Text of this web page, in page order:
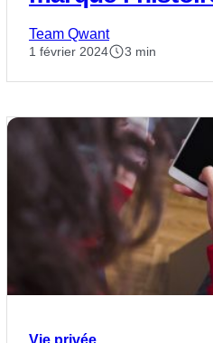
Team Qwant
1 février 2024 3 min